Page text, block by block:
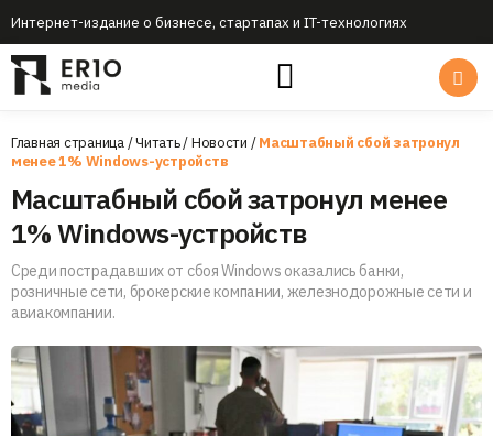
Интернет-издание о бизнесе, стартапах и IT-технологиях
Главная страница/Читать/Новости /Масштабный сбой затронул
менее 1% Windows-устройств
Масштабный сбой затронул менее
1% Windows-устройств
Среди пострадавших от сбоя Windows оказались банки,
розничные сети, брокерские компании, железнодорожные сети и
авиакомпании.